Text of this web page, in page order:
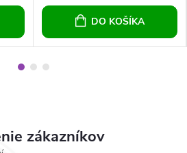
DO KOŠÍKA
zákazníkov